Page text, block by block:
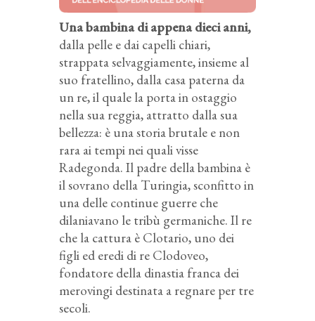
Una bambina di appena dieci anni,
dalla pelle e dai capelli chiari,
strappata selvaggiamente, insieme al
suo fratellino, dalla casa paterna da
un re, il quale la porta in ostaggio
nella sua reggia, attratto dalla sua
bellezza: è una storia brutale e non
rara ai tempi nei quali visse
Radegonda. Il padre della bambina è
il sovrano della Turingia, sconfitto in
una delle continue guerre che
dilaniavano le tribù germaniche. Il re
che la cattura è Clotario, uno dei
figli ed eredi di re Clodoveo,
fondatore della dinastia franca dei
merovingi destinata a regnare per tre
secoli.